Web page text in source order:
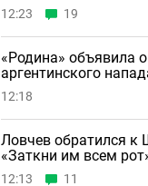
12:23 19
«Родина» объявила
аргентинского
12:18
Ловчев обратился к
«Заткни им всем
12:13 11